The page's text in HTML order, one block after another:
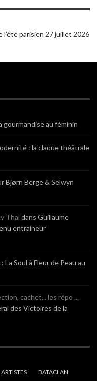
l’été parisien 27 juillet 2026
gourmandise au féminin
: la claque théâtrale
Bjørn Berge & Selwyn
Thaïdans Guillaume
entraineur
La Soul à Fleur de Peau au
cachet... les répo ...
des Victoires de la
ARTISTES BATACLAN